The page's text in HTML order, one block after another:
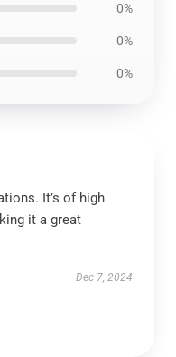
0%
0%
0%
It’s of high
it a great
Dec 7, 2024